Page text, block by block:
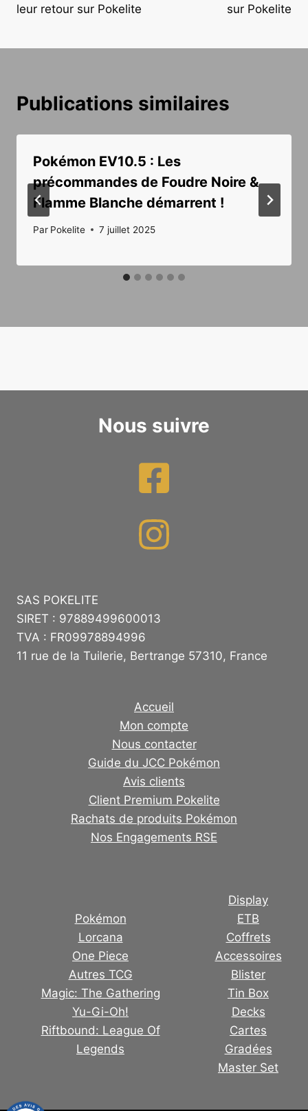
l’article
leur retour sur Pokelite
sur Pokelite
Publications similaires
Pokémon EV10.5 : Les
précommandes de Foudre Noire &
Flamme Blanche démarrent !
Par Pokelite 7 juillet 2025
Nous suivre
SAS POKELITE
SIRET : 97889499600013
TVA : FR09978894996
11 rue de la Tuilerie, Bertrange 57310, France
Accueil
Mon compte
Nous contacter
Guide du JCC Pokémon
Avis clients
Client Premium Pokelite
Rachats de produits Pokémon
Nos Engagements RSE
Pokémon
Lorcana
One Piece
Autres TCG
Magic: The Gathering
Yu-Gi-Oh!
Riftbound: League Of
Legends
Display
ETB
Coffrets
Accessoires
Blister
Tin Box
Decks
Cartes
Gradées
Master Set